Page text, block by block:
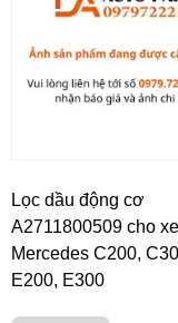
Lọc dầu động cơ
A2711800509 cho xe
Mercedes C200,
E200, E300